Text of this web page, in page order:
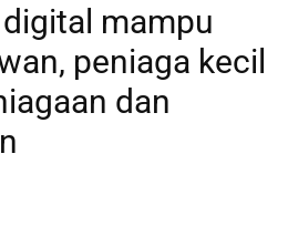
mampu
peniaga kecil
dan